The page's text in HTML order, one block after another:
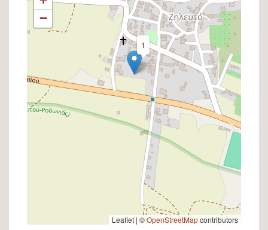
1
−
Leaflet | ©OpenStreetMapcontributors